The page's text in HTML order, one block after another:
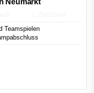
Neumarkt
Teamspielen